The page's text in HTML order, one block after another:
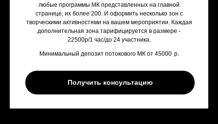
любые программы МК представленных на главной
странице, их более 200. И оформить несколько зон с
творческими активностями на вашем мероприятии. Каждая
дополнительная зона тарифицируется в размере -
22500р/1 час/до 24 участника.
Минимальный депозит потокового МК от 45000 р.
Получить консультацию